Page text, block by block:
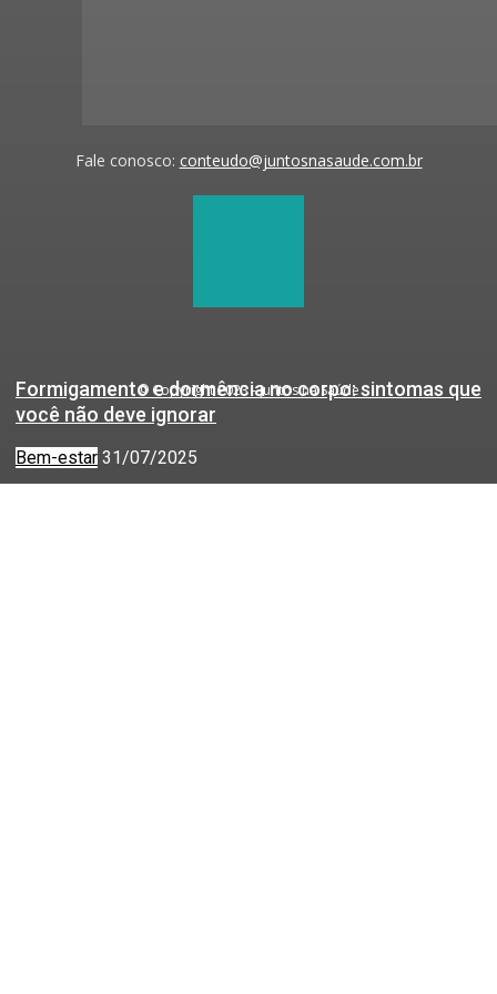
Formigamento e dormência no corpo: sintomas que
você não deve ignorar
Bem-estar 31/07/2025
Fale conosco: conteudo@juntosnasaude.com.br
© Copyright 2023 - Juntos na Saúde